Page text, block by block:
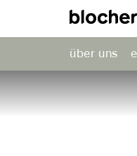
über uns